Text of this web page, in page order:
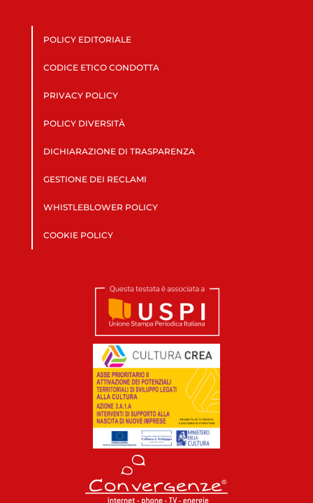
POLICY EDITORIALE
CODICE ETICO CONDOTTA
PRIVACY POLICY
POLICY DIVERSITÀ
DICHIARAZIONE DI TRASPARENZA
GESTIONE DEI RECLAMI
WHISTLEBLOWER POLICY
COOKIE POLICY